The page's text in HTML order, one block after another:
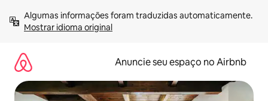
para
Mostrar idioma original
Anuncie seu espaço no Airbnb